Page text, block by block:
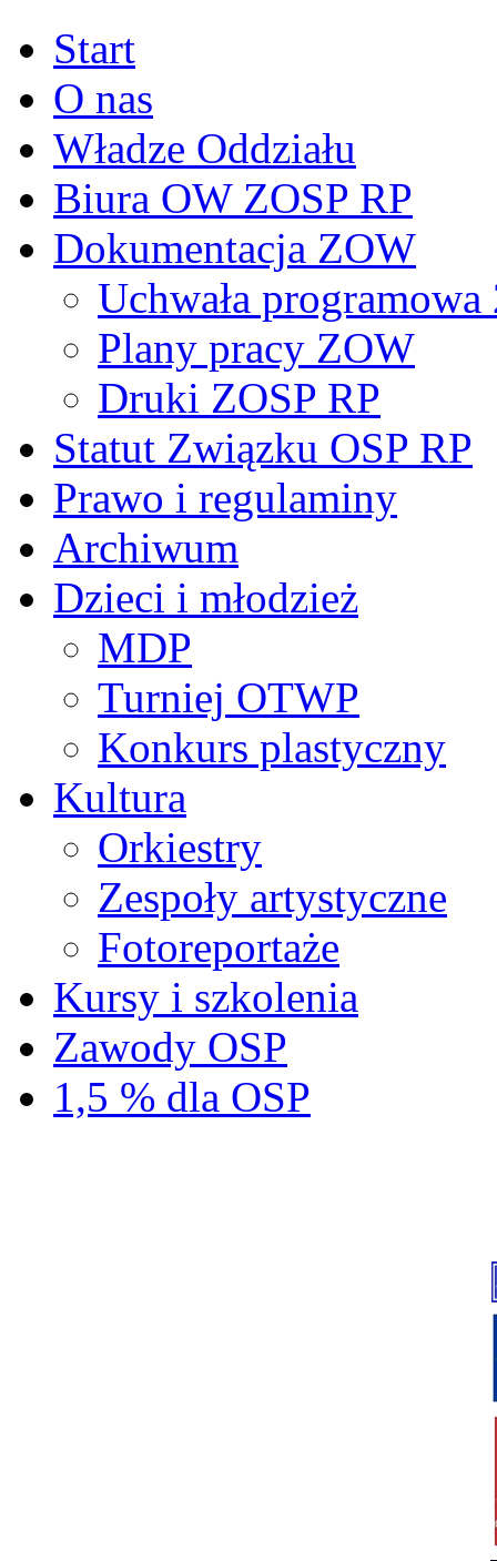
Start
O nas
Władze Oddziału
Biura OW ZOSP RP
Dokumentacja ZOW
Uchwała
Plany pracy ZOW
Druki ZOSP RP
Statut Związku OSP RP
Prawo i regulaminy
Archiwum
Dzieci i młodzież
MDP
Turniej OTWP
Konkurs plastyczny
Kultura
Orkiestry
Zespoły artystyczne
Fotoreportaże
Kursy i szkolenia
Zawody OSP
1,5 % dla OSP